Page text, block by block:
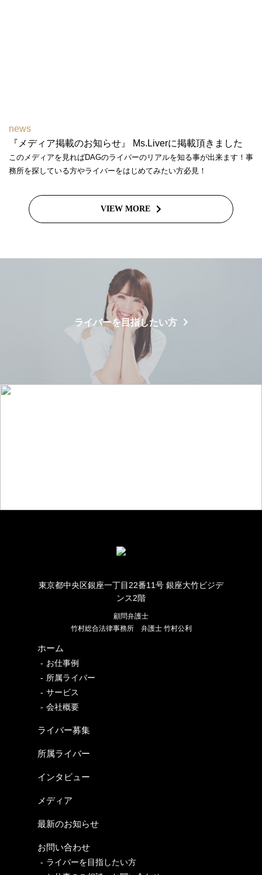
news
『メディア掲載のお知らせ』 Ms.Liverに掲載頂きました
このメディアを見ればDAGのライバーのリアルを知る事が出来ます！事
務所を探している方やライバーをはじめてみたい方必見！
VIEW MORE
ライバーを目指したい方
東京都中央区銀座一丁目22番11号 銀座大竹ビジデ
ンス2階
顧問弁護士
竹村総合法律事務所 弁護士 竹村公利
ホーム
お仕事例
所属ライバー
サービス
会社概要
ライバー募集
所属ライバー
インタビュー
メディア
最新のお知らせ
お問い合わせ
ライバーを目指したい方